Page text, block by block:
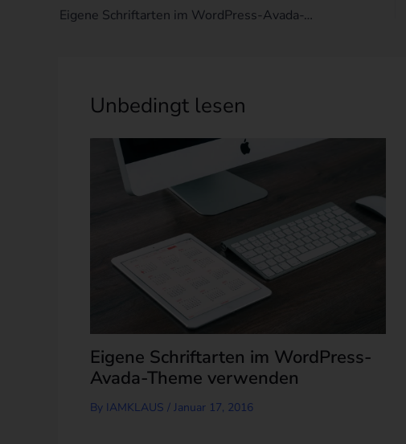
Eigene Schriftarten im WordPress-Avada-Theme verwenden
Unbedingt lesen
Eigene Schriftarten im WordPress-
Avada-Theme verwenden
By IAMKLAUS / Januar 17, 2016